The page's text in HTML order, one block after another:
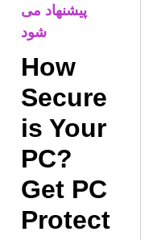
پیشنهاد می
شود
How
Secure
is Your
PC?
Get PC
Protect